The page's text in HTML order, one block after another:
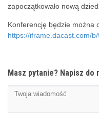
zapoczątkowało nową
Konferencję będzie można
https://iframe.dacast.com/
Masz pytanie? Napisz do